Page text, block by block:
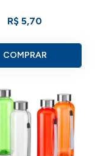
R$ 5,70
COMPRAR